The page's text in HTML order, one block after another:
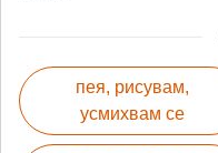
пея, рисувам,
усмихвам се